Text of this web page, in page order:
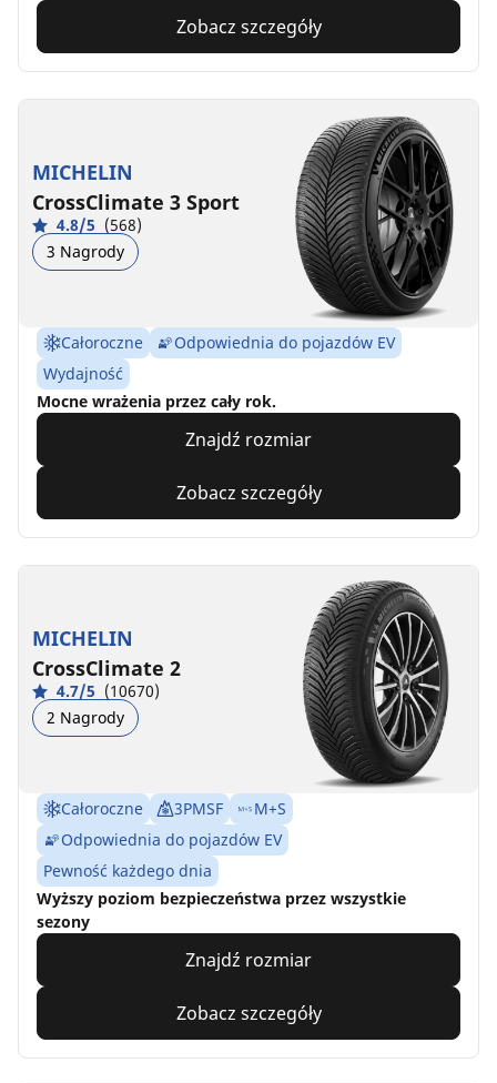
Zobacz szczegóły
MICHELIN
CrossClimate 3 Sport
4.8/5 (568)
3 Nagrody
Całoroczne
Odpowiednia do pojazdów EV
Wydajność
Mocne wrażenia przez cały rok.
Znajdź rozmiar
Zobacz szczegóły
MICHELIN
CrossClimate 2
4.7/5 (10670)
2 Nagrody
Całoroczne 3PMSF
M+S
Odpowiednia do pojazdów EV
Pewność każdego dnia
Wyższy poziom bezpieczeństwa przez wszystkie
sezony
Znajdź rozmiar
Zobacz szczegóły